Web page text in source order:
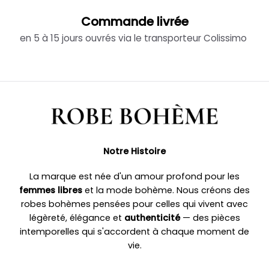
Commande livrée
en 5 à 15 jours ouvrés via le transporteur Colissimo
Notre Histoire
La marque est née d'un amour profond pour les
femmes libres et la mode bohème. Nous créons des
robes bohèmes pensées pour celles qui vivent avec
légèreté, élégance et authenticité— des pièces
intemporelles qui s'accordent à chaque moment de
vie.